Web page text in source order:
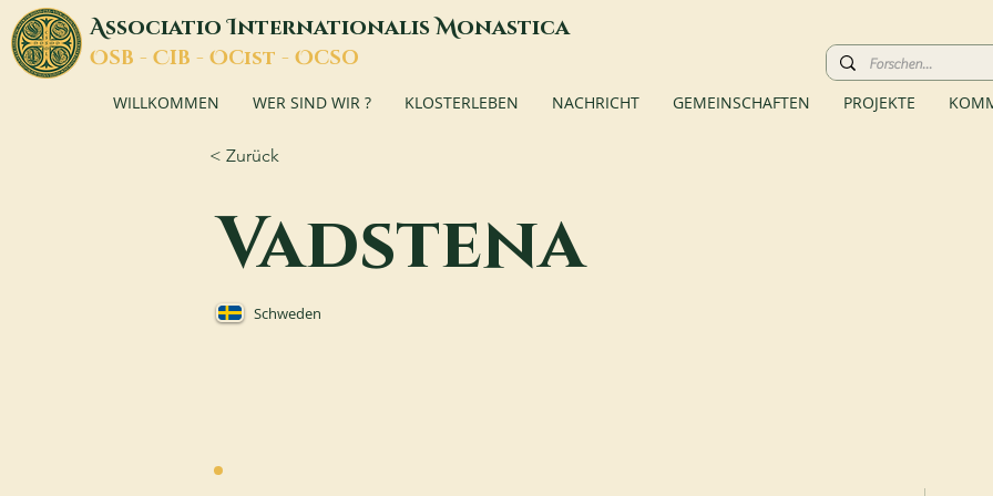
AssociatioInternationalisMonastica
OSB - CIB - OCist - OCSO
WILLKOMMEN WER SIND WIR ? KLOSTERLEBEN NACHRICHT GEMEINSCHAFTEN PROJEKTE
< Zurück
Vadstena
Schweden